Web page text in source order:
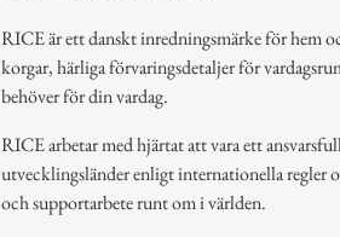
RICE är ett danskt inredningsmärke för hem
korgar, härliga förvaringsdetaljer för
behöver för din vardag.
RICE arbetar med hjärtat att vara ett
utvecklingsländer enligt internationella
och supportarbete runt om i världen.